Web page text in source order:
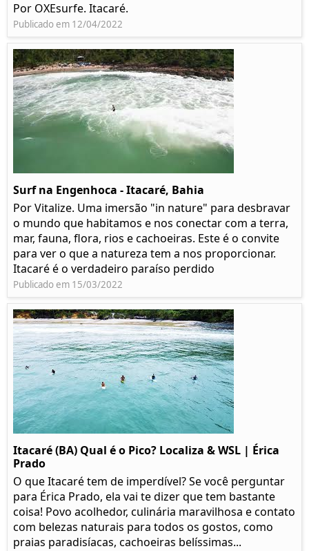
Por OXEsurfe. Itacaré.
Publicado em 12/04/2022
Surf na Engenhoca - Itacaré, Bahia
Por Vitalize. Uma imersão "in nature" para desbravar
o mundo que habitamos e nos conectar com a terra,
mar, fauna, flora, rios e cachoeiras. Este é o convite
para ver o que a natureza tem a nos proporcionar.
Itacaré é o verdadeiro paraíso perdido
Publicado em 15/03/2022
Itacaré (BA) Qual é o Pico? Localiza & WSL | Érica
Prado​
O que Itacaré tem de imperdível? Se você perguntar
para Érica Prado, ela vai te dizer que tem bastante
coisa!​ Povo acolhedor, culinária maravilhosa e contato
com belezas naturais para todos os gostos, como
praias paradisíacas, cachoeiras belíssimas...